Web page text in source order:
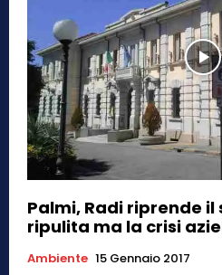
Palmi, Radi riprende il
ripulita ma la crisi
Ambiente 15 Gennaio 2017